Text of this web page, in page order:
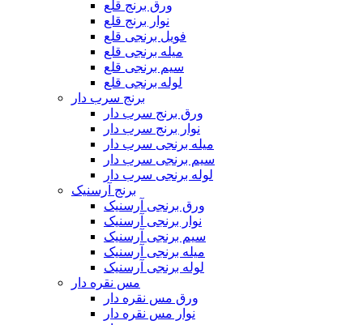
ورق برنج قلع
نوار برنج قلع
فویل برنجی قلع
میله برنجی قلع
سیم برنجی قلع
لوله برنجی قلع
برنج سرب دار
ورق برنج سرب دار
نوار برنج سرب دار
میله برنجی سرب دار
سیم برنجی سرب دار
لوله برنجی سرب دار
برنج آرسنیک
ورق برنجی آرسنیک
نوار برنجی آرسنیک
سیم برنجی آرسنیک
میله برنجی آرسنیک
لوله برنجی آرسنیک
مس نقره دار
ورق مس نقره دار
نوار مس نقره دار